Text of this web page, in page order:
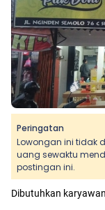
Peringatan
Lowongan ini tidak
uang sewaktu
postingan ini.
Dibutuhkan